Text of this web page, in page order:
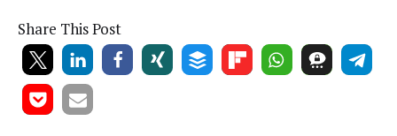
Share This Post